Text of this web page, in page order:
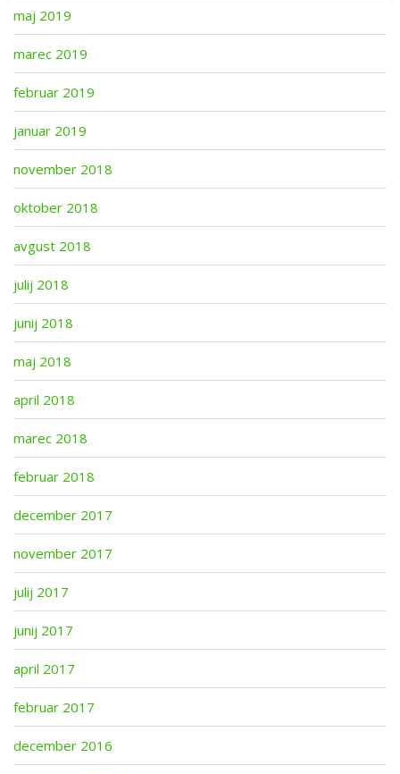
maj 2019
marec 2019
februar 2019
januar 2019
november 2018
oktober 2018
avgust 2018
julij 2018
junij 2018
maj 2018
april 2018
marec 2018
februar 2018
december 2017
november 2017
julij 2017
junij 2017
april 2017
februar 2017
december 2016